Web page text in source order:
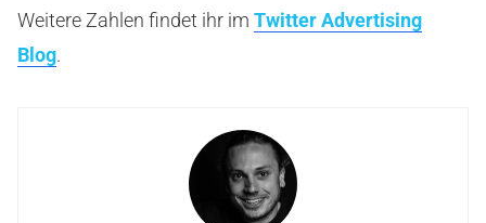
Weitere Zahlen findet ihr im Twitter Advertising
Blog.